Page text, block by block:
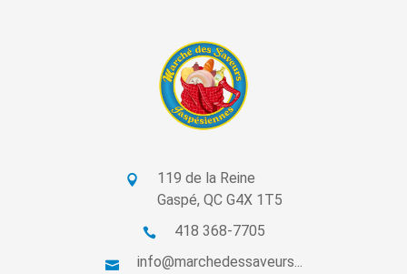
119 de la Reine
Gaspé, QC G4X 1T5
418 368-7705
info@marchedessaveurs...